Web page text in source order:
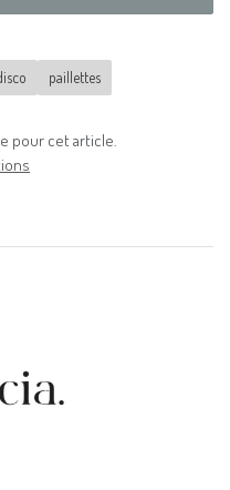
paillettes
pour cet article.